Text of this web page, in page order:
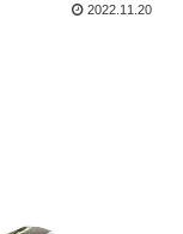
2022.11.20